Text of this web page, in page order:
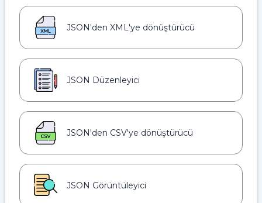
JSON'den XML'ye dönüştürücü
JSON Düzenleyici
JSON'den CSV'ye dönüştürücü
JSON Görüntüleyici